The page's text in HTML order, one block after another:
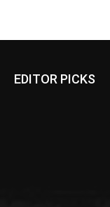
EDITOR PICKS